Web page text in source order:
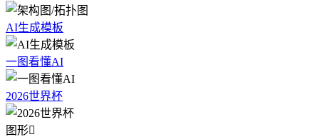
AI生成模板
一图看懂AI
2026世界杯
图形